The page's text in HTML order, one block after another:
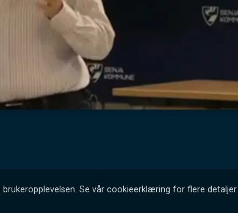
Se vår cookieerklæring for flere detaljer.